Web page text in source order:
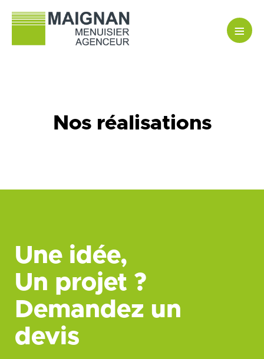
≡
Nos réalisations
Une idée,
Un projet ?
Demandez un
devis